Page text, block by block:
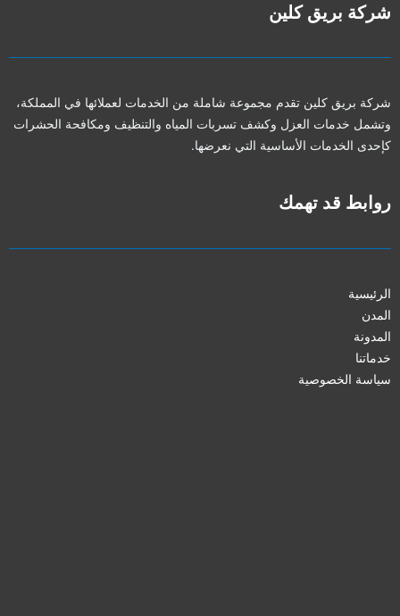
شركة بريق كلين
شركة بريق كلين تقدم مجموعة شاملة من الخدمات لعملائها في المملكة،
وتشمل خدمات العزل وكشف تسربات المياه والتنظيف ومكافحة الحشرات
كإحدى الخدمات الأساسية التي نعرضها.
روابط قد تهمك
الرئيسية
المدن
المدونة
خدماتنا
سياسة الخصوصية